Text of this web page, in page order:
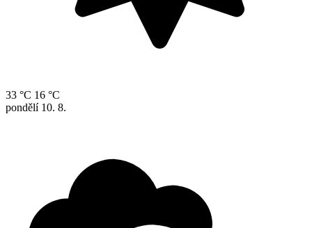
33 °C 16 °C
pondělí 10. 8.